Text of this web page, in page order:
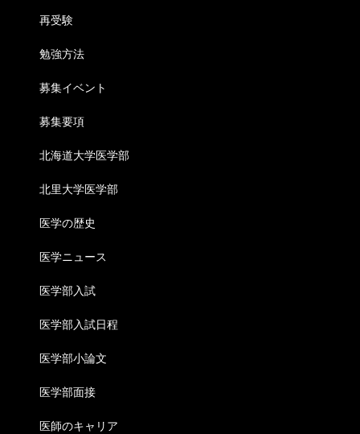
再受験
勉強方法
募集イベント
募集要項
北海道大学医学部
北里大学医学部
医学の歴史
医学ニュース
医学部入試
医学部入試日程
医学部小論文
医学部面接
医師のキャリア